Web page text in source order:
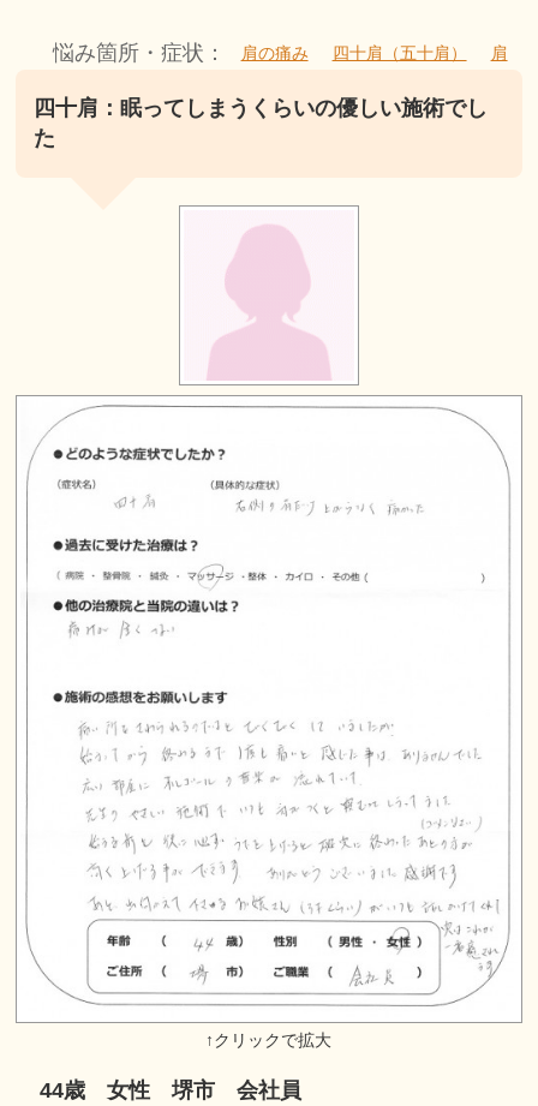
悩み箇所・症状： 肩の痛み 四十肩（五十肩） 肩
四十肩：眠ってしまうくらいの優しい施術でし
た
44歳 女性 堺市 会社員